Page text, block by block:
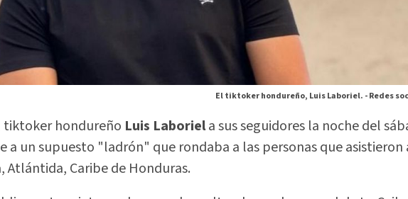
El tiktoker hondureño, Luis Laboriel. -Redes
tiktoker hondureño Luis Laboriela sus seguidores la noche del
un supuesto "ladrón" que rondaba a las personas que asistieron
Atlántida, Caribe de Honduras.